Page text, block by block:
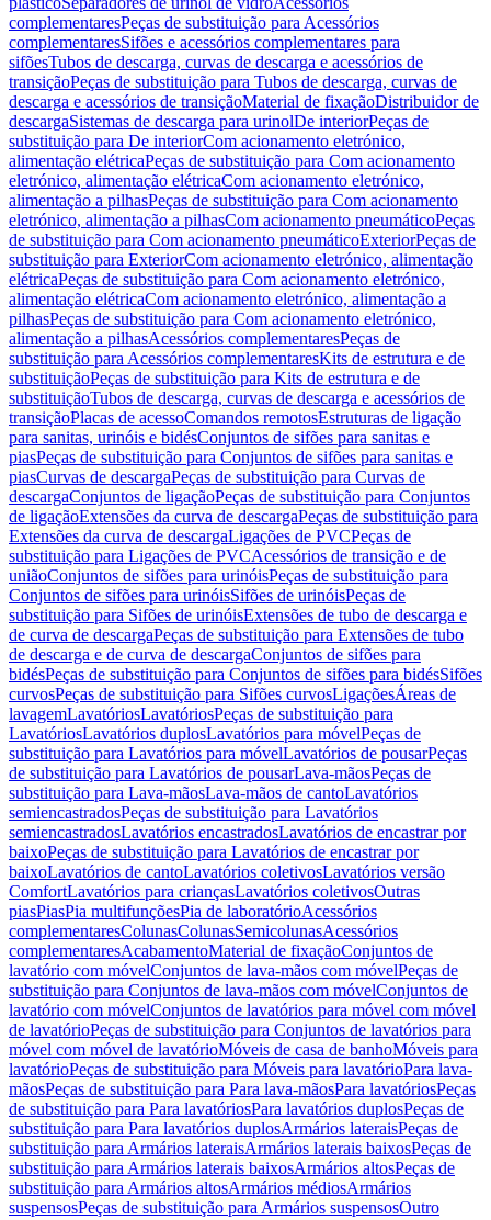
complementaresPeças de substituição para Acessórios
complementaresSifões e acessórios complementares para
sifõesTubos de descarga, curvas de descarga e acessórios de
transiçãoPeças de substituição para Tubos de descarga, curvas de
descarga e acessórios de transiçãoMaterial de fixaçãoDistribuidor de
descargaSistemas de descarga para urinolDe interiorPeças de
substituição para De interiorCom acionamento eletrónico,
alimentação elétricaPeças de substituição para Com acionamento
eletrónico, alimentação elétricaCom acionamento eletrónico,
alimentação a pilhasPeças de substituição para Com acionamento
eletrónico, alimentação a pilhasCom acionamento pneumáticoPeças
de substituição para Com acionamento pneumáticoExteriorPeças de
substituição para ExteriorCom acionamento eletrónico, alimentação
elétricaPeças de substituição para Com acionamento eletrónico,
alimentação elétricaCom acionamento eletrónico, alimentação a
pilhasPeças de substituição para Com acionamento eletrónico,
alimentação a pilhasAcessórios complementaresPeças de
substituição para Acessórios complementaresKits de estrutura e de
substituiçãoPeças de substituição para Kits de estrutura e de
substituiçãoTubos de descarga, curvas de descarga e acessórios de
transiçãoPlacas de acessoComandos remotosEstruturas de ligação
para sanitas, urinóis e bidésConjuntos de sifões para sanitas e
piasPeças de substituição para Conjuntos de sifões para sanitas e
piasCurvas de descargaPeças de substituição para Curvas de
descargaConjuntos de ligaçãoPeças de substituição para Conjuntos
de ligaçãoExtensões da curva de descargaPeças de substituição para
Extensões da curva de descargaLigações de PVCPeças de
substituição para Ligações de PVCAcessórios de transição e de
uniãoConjuntos de sifões para urinóisPeças de substituição para
Conjuntos de sifões para urinóisSifões de urinóisPeças de
substituição para Sifões de urinóisExtensões de tubo de descarga e
de curva de descargaPeças de substituição para Extensões de tubo
de descarga e de curva de descargaConjuntos de sifões para
bidésPeças de substituição para Conjuntos de sifões para bidésSifões
curvosPeças de substituição para Sifões curvosLigaçõesÁreas de
lavagemLavatóriosLavatóriosPeças de substituição para
LavatóriosLavatórios duplosLavatórios para móvelPeças de
substituição para Lavatórios para móvelLavatórios de pousarPeças
de substituição para Lavatórios de pousarLava-mãosPeças de
substituição para Lava-mãosLava-mãos de cantoLavatórios
semiencastradosPeças de substituição para Lavatórios
semiencastradosLavatórios encastradosLavatórios de encastrar por
baixoPeças de substituição para Lavatórios de encastrar por
baixoLavatórios de cantoLavatórios coletivosLavatórios versão
ComfortLavatórios para criançasLavatórios coletivosOutras
piasPiasPia multifunçõesPia de laboratórioAcessórios
complementaresColunasColunasSemicolunasAcessórios
complementaresAcabamentoMaterial de fixaçãoConjuntos de
lavatório com móvelConjuntos de lava-mãos com móvelPeças de
substituição para Conjuntos de lava-mãos com móvelConjuntos de
lavatório com móvelConjuntos de lavatórios para móvel com móvel
de lavatórioPeças de substituição para Conjuntos de lavatórios para
móvel com móvel de lavatórioMóveis de casa de banhoMóveis para
lavatórioPeças de substituição para Móveis para lavatórioPara lava-
mãosPeças de substituição para Para lava-mãosPara lavatóriosPeças
de substituição para Para lavatóriosPara lavatórios duplosPeças de
substituição para Para lavatórios duplosArmários lateraisPeças de
substituição para Armários lateraisArmários laterais baixosPeças de
substituição para Armários laterais baixosArmários altosPeças de
substituição para Armários altosArmários médiosArmários
suspensosPeças de substituição para Armários suspensosOutro